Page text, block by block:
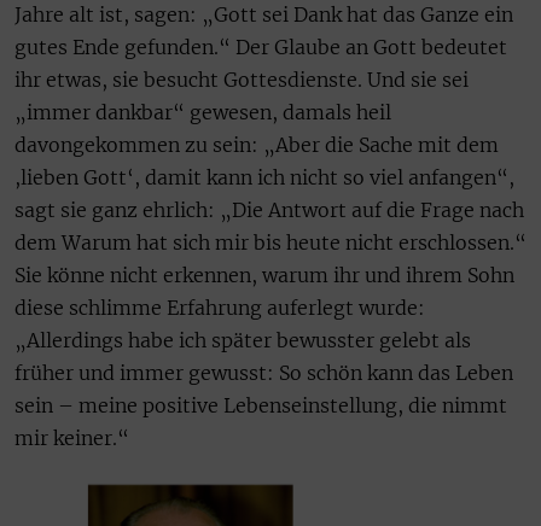
Jahre alt ist, sagen: „Gott sei Dank hat das Ganze ein
gutes Ende gefunden.“ Der Glaube an Gott bedeutet
ihr etwas, sie besucht Gottesdienste. Und sie sei
„immer dankbar“ gewesen, damals heil
davongekommen zu sein: „Aber die Sache mit dem
,lieben Gott‘, damit kann ich nicht so viel anfangen“,
sagt sie ganz ehrlich: „Die Antwort auf die Frage nach
dem Warum hat sich mir bis heute nicht erschlossen.“
Sie könne nicht erkennen, warum ihr und ihrem Sohn
diese schlimme Erfahrung auferlegt wurde:
„Allerdings habe ich später bewusster gelebt als
früher und immer gewusst: So schön kann das Leben
sein – meine positive Lebenseinstellung, die nimmt
mir keiner.“